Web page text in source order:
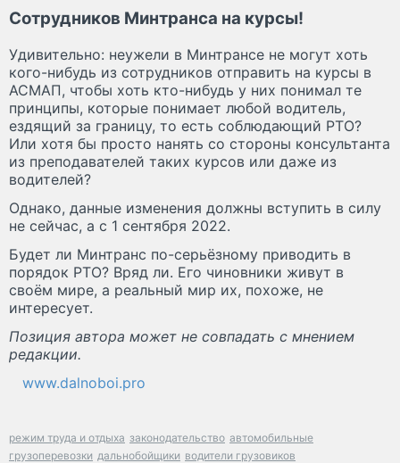
Сотрудников Минтранса на курсы!
Удивительно: неужели в Минтрансе не могут хоть
кого-нибудь из сотрудников отправить на курсы в
АСМАП, чтобы хоть кто-нибудь у них понимал те
принципы, которые понимает любой водитель,
ездящий за границу, то есть соблюдающий РТО?
Или хотя бы просто нанять со стороны консультанта
из преподавателей таких курсов или даже из
водителей?
Однако, данные изменения должны вступить в силу
не сейчас, а с 1 сентября 2022.
Будет ли Минтранс по-серьёзному приводить в
порядок РТО? Вряд ли. Его чиновники живут в
своём мире, а реальный мир их, похоже, не
интересует.
Позиция автора может не совпадать с мнением
редакции.
www.dalnoboi.pro
режим труда и отдыха законодательство автомобильные
грузоперевозки дальнобойщики водители грузовиков